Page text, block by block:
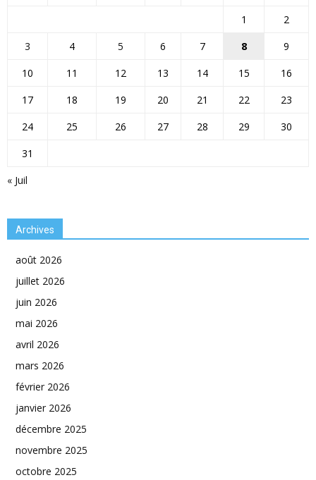
« Juil
1
2
3
4 5 6 7 8
9
10
11 12 13 14 15
16
17
18 19 20 21 22
23
24
25 26 27 28 29
30
31
Archives
août 2026
juillet 2026
juin 2026
mai 2026
avril 2026
mars 2026
février 2026
janvier 2026
décembre 2025
novembre 2025
octobre 2025